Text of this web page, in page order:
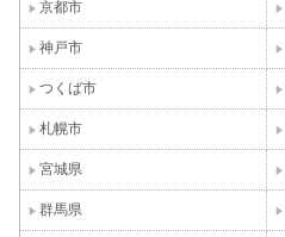
京都市
神戸市
つくば市
札幌市
宮城県
群馬県